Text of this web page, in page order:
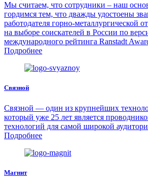
Мы считаем, что сотрудники – наш
гордимся тем, что дважды удостоены
работодателя горно-металлургической
на выборе соискателей в России по
международного рейтинга Ranstadt
Подробнее
Связной
Связной — один из крупнейших
который уже 25 лет является
технологий для самой широкой
Подробнее
Магнит